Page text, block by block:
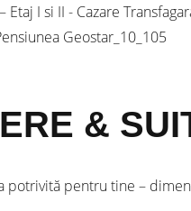
&
potrivită pentru tine –